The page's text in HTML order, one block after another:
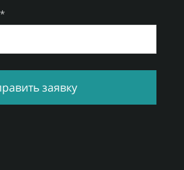
заявку